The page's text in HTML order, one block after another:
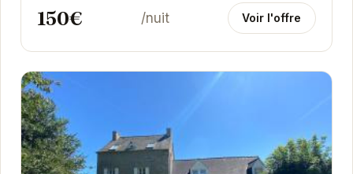
150€ /nuit Voir l'offre